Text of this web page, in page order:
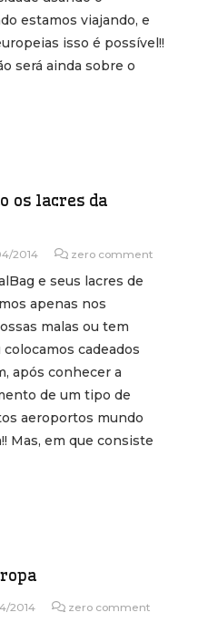
estamos viajando, e
isso é possível!!
será ainda sobre o
os lacres da
2014 zero comment
e seus lacres de
apenas nos
malas ou tem
cadeados
após conhecer a
de um tipo de
aeroportos mundo
Mas, em que consiste
2014 zero comment